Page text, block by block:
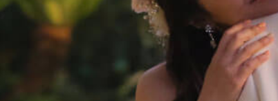
これから挙式を
お考えの方へ
Best Rate
Membership
よくある質問